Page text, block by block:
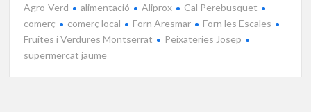
Agro-Verd alimentació Aliprox
Cal Perebusquet
comerç
comerç local Forn Aresmar
Forn les Escales
Fruites i Verdures Montserrat
Peixateries Josep
supermercat jaume